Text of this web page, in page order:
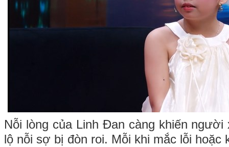
Nỗi lòng của Linh Đan càng khiến
lộ nỗi sợ bị đòn roi. Mỗi khi mắc lỗi hoặc